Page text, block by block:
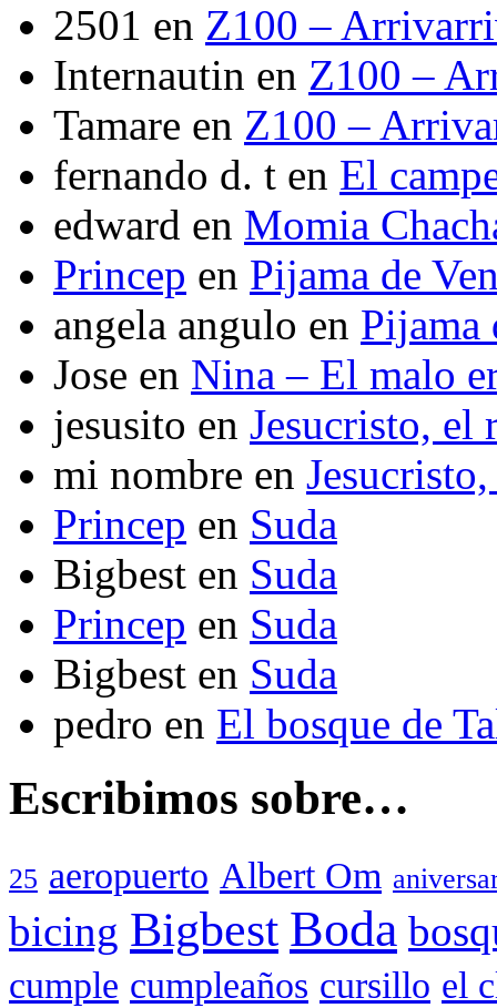
2501 en Z100 –
Internautin en Z100 –
Tamare en Z100 –
fernando d. t en El
edward en Momia
Princep en Pijama de
angela angulo en Pijama
Jose en Nina – El malo
jesusito en Jesucristo, el
mi nombre en
Princep en Suda
Bigbest en Suda
Princep en Suda
Bigbest en Suda
pedro en El bosque de
Escribimos sobre…
25 aeropuerto Albert Om
bicing Bigbest Boda
cumple cumpleaños cursillo el